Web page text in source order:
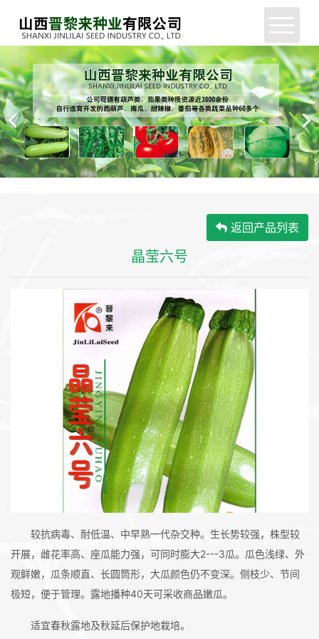
网站首页
公司简介
新闻中心
产品展示
联系我们
返回产品列表
晶莹六号
较抗病毒、耐低温、中早熟一代杂交种。生长势较强，株型较
开展，雌花率高、座瓜能力强，可同时膨大2---3瓜。瓜色浅绿、外
观鲜嫩，瓜条顺直、长圆筒形，大瓜颜色仍不变深。侧枝少、节间
极短，便于管理。露地播种40天可采收商品嫩瓜。
适宜春秋露地及秋延后保护地栽培。